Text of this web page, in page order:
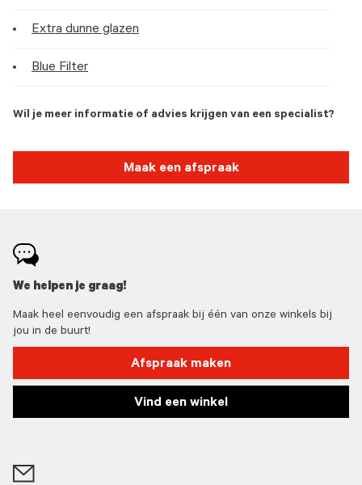
Extra dunne glazen
Blue Filter
Wil je meer informatie of advies krijgen van een specialist?
Maak een afspraak
We helpen je graag!
Maak heel eenvoudig een afspraak bij één van onze winkels bij
jou in de buurt!
Afspraak maken
Vind een winkel